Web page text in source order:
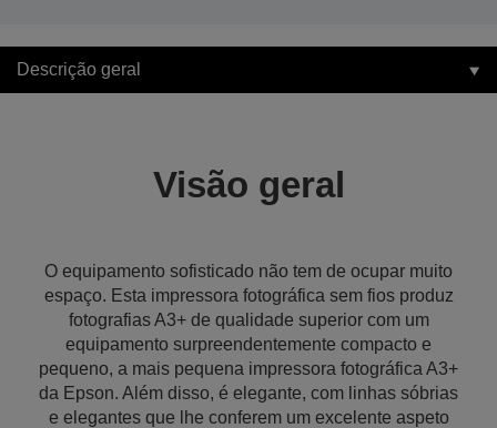
Descrição geral
Visão geral
O equipamento sofisticado não tem de ocupar muito
espaço. Esta impressora fotográfica sem fios produz
fotografias A3+ de qualidade superior com um
equipamento surpreendentemente compacto e
pequeno, a mais pequena impressora fotográfica A3+
da Epson. Além disso, é elegante, com linhas sóbrias
e elegantes que lhe conferem um excelente aspeto